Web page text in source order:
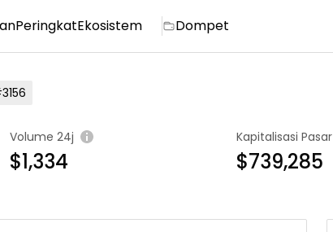
PeringkatEkosistem Dompet
Volume 24j
$1,334
Kapitalisasi Pasar
$739,285